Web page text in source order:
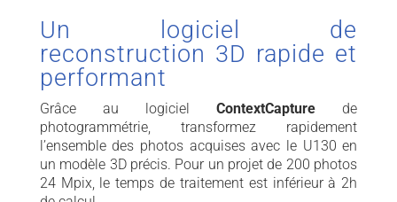
Un logiciel de
reconstruction 3D rapide et
performant
Grâce au logicielContextCapturede
photogrammétrie, transformez rapidement
l’ensemble des photos acquises avec le U130 en
un modèle 3D précis. Pour un projet de 200 photos
24 Mpix, le temps de traitement est inférieur à 2h